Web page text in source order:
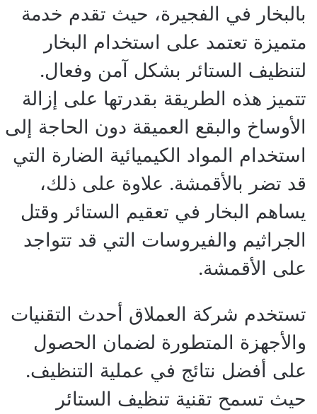
بالبخار في الفجيرة، حيث تقدم خدمة
متميزة تعتمد على استخدام البخار
لتنظيف الستائر بشكل آمن وفعال.
تتميز هذه الطريقة بقدرتها على إزالة
الأوساخ والبقع العميقة دون الحاجة إلى
استخدام المواد الكيميائية الضارة التي
قد تضر بالأقمشة. علاوة على ذلك،
يساهم البخار في تعقيم الستائر وقتل
الجراثيم والفيروسات التي قد تتواجد
على الأقمشة.
تستخدم شركة العملاق أحدث التقنيات
والأجهزة المتطورة لضمان الحصول
على أفضل نتائج في عملية التنظيف.
حيث تسمح تقنية تنظيف الستائر